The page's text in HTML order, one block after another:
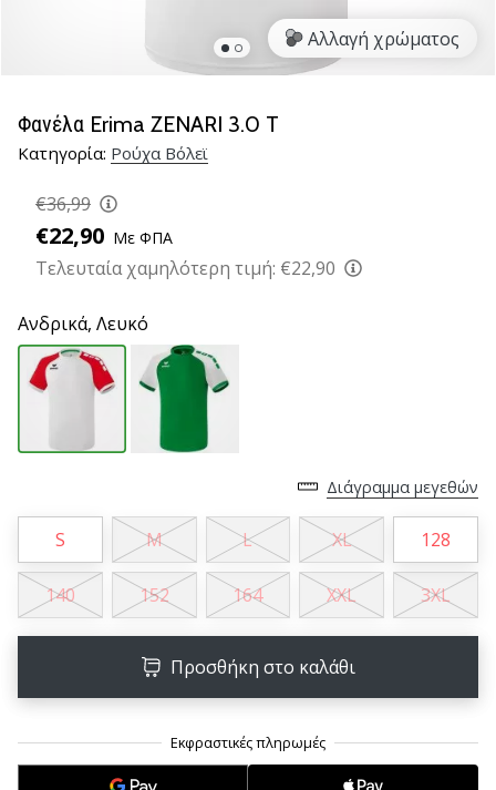
του
βόλεϊ
όπως
Ελάτε
μαζί
ως
της
μάρκας
μας.
11. 8. 2022
Weplayvolleyball
Πρόγραμμα
Συνεργατών
Έχετε
σας
ιστολόγιο,
σελίδα
Αλλαγή χρώματος
Φανέλα Erima ZENARI 3.0 T
Κατηγορία: Ρούχα Βόλεϊ
€36,99
€22,90 Με ΦΠΑ
Τελευταία χαμηλότερη τιμή: €22,90
Ανδρικά, Λευκό
Διάγραμμα μεγεθών
S M L XL 128
140 152 164 XXL 3XL
Προσθήκη στο καλάθι